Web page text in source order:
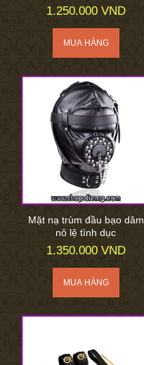
1.250.000 VND
Mặt nạ trùm đầu bạo dâm
nô lệ tình dục
1.350.000 VND